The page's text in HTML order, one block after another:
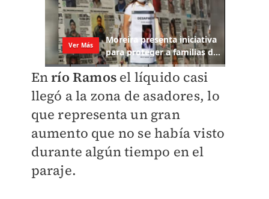
Enrío Ramosel líquido casi
llegó a la zona de asadores, lo
que representa un gran
aumento que no se había visto
durante algún tiempo en el
paraje.